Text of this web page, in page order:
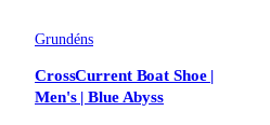
Grundéns
CrossCurrent Boat Shoe |
Men's | Blue Abyss